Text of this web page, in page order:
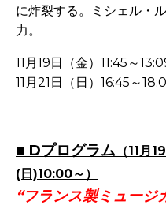
に炸裂する。ミシェル・
力。
11月19日（金）11:45～
11月21日（日）16:45～
■ Dプログラム （11月
(日)10:00～）
“フランス製ミュー